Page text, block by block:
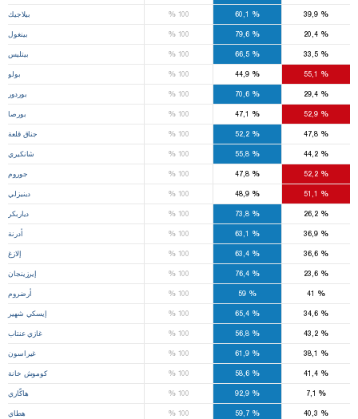
بيلاجيك %100 % %
39,9
بينغول %100 %
79,6 %
20,4
بيتليس %100 %
66,5 %
33,5
بولو %100 %
44,9 %
بوردور %100 %
70,6 %
29,4
بورصا %100 % %
52,9
جناق قلعة %100 %
52,2 %
47,8
شانكيري %100 %
55,8 %
44,2
جوروم %100 %
47,8 %
52,2
دينيزلي %100 %
48,9 %
دياربكر %100 %
73,8 %
26,2
أدرنة %100 % %
36,9
إلازغ %100 %
63,4 %
36,6
إيرزينجان %100 %
76,4 %
23,6
أرضروم %100 % %
إيسكي شهير %100 %
65,4 %
34,6
غازي عنتاب %100 %
56,8 %
43,2
غيراسون %100 %
61,9 %
كوموش خانة %100 %
58,6 %
41,4
هاكّاري %100 %
92,9 %
هطاي %100 %
59,7 %